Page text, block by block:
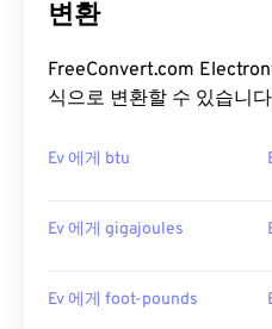
변환
FreeConvert.com
식으로 변환할 수 있습니
Ev 에게 btu
Ev 에게 gigajoules
Ev 에게 foot-pounds